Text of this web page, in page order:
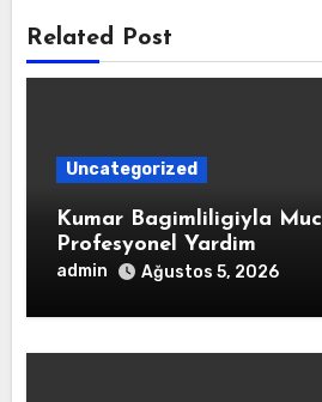
Related Post
Uncategorized
Kumar Bagimliligiyla
Profesyonel Yardim
admin Ağustos 5, 2026